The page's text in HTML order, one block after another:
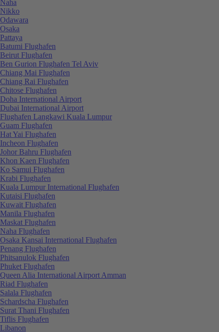
Naha
Nikko
Odawara
Osaka
Pattaya
Batumi Flughafen
Beirut Flughafen
Ben Gurion Flughafen Tel Aviv
Chiang Mai Flughafen
Chiang Rai Flughafen
Chitose Flughafen
Doha International Airport
Dubai International Airport
Flughafen Langkawi Kuala Lumpur
Guam Flughafen
Hat Yai Flughafen
Incheon Flughafen
Johor Bahru Flughafen
Khon Kaen Flughafen
Ko Samui Flughafen
Krabi Flughafen
Kuala Lumpur International Flughafen
Kutaisi Flughafen
Kuwait Flughafen
Manila Flughafen
Maskat Flughafen
Naha Flughafen
Osaka Kansai International Flughafen
Penang Flughafen
Phitsanulok Flughafen
Phuket Flughafen
Queen Alia International Airport Amman
Riad Flughafen
Salala Flughafen
Schardscha Flughafen
Surat Thani Flughafen
Tiflis Flughafen
Libanon